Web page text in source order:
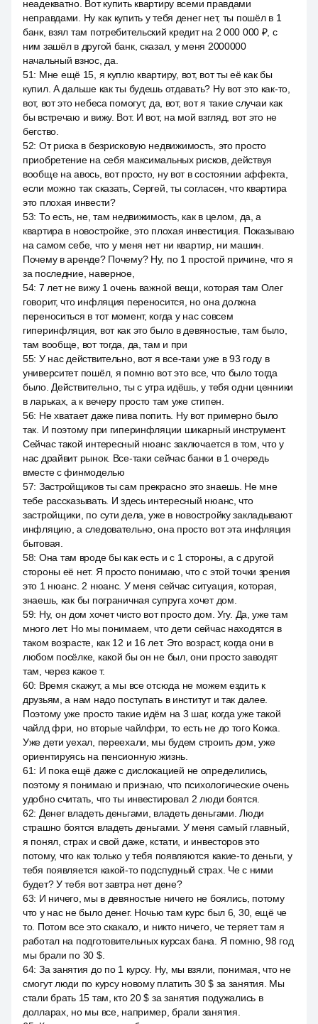
неадекватно. Вот купить квартиру всеми правдами
неправдами. Ну как купить у тебя денег нет, ты пошёл в 1
банк, взял там потребительский кредит на 2 000 000 ₽, с
ним зашёл в другой банк, сказал, у меня 2000000
начальный взнос, да.
51: Мне ещё 15, я куплю квартиру, вот, вот ты её как бы
купил. А дальше как ты будешь отдавать? Ну вот это как-то,
вот, вот это небеса помогут, да, вот, вот я такие случаи как
бы встречаю и вижу. Вот. И вот, на мой взгляд, вот это не
бегство.
52: От риска в безрисковую недвижимость, это просто
приобретение на себя максимальных рисков, действуя
вообще на авось, вот просто, ну вот в состоянии аффекта,
если можно так сказать, Сергей, ты согласен, что квартира
это плохая инвести?
53: То есть, не, там недвижимость, как в целом, да, а
квартира в новостройке, это плохая инвестиция. Показываю
на самом себе, что у меня нет ни квартир, ни машин.
Почему в аренде? Почему? Ну, по 1 простой причине, что я
за последние, наверное,
54: 7 лет не вижу 1 очень важной вещи, которая там Олег
говорит, что инфляция переносится, но она должна
переноситься в тот момент, когда у нас совсем
гиперинфляция, вот как это было в девяностые, там было,
там вообще, вот тогда, да, там и при
55: У нас действительно, вот я все-таки уже в 93 году в
университет пошёл, я помню вот это все, что было тогда
было. Действительно, ты с утра идёшь, у тебя одни ценники
в ларьках, а к вечеру просто там уже стипен.
56: Не хватает даже пива попить. Ну вот примерно было
так. И поэтому при гиперинфляции шикарный инструмент.
Сейчас такой интересный нюанс заключается в том, что у
нас драйвит рынок. Все-таки сейчас банки в 1 очередь
вместе с финмоделью
57: Застройщиков ты сам прекрасно это знаешь. Не мне
тебе рассказывать. И здесь интересный нюанс, что
застройщики, по сути дела, уже в новостройку закладывают
инфляцию, а следовательно, она просто вот эта инфляция
бытовая.
58: Она там вроде бы как есть и с 1 стороны, а с другой
стороны её нет. Я просто понимаю, что с этой точки зрения
это 1 нюанс. 2 нюанс. У меня сейчас ситуация, которая,
знаешь, как бы пограничная супруга хочет дом.
59: Ну, он дом хочет чисто вот просто дом. Угу. Да, уже там
много лет. Но мы понимаем, что дети сейчас находятся в
таком возрасте, как 12 и 16 лет. Это возраст, когда они в
любом посёлке, какой бы он не был, они просто заводят
там, через какое т.
60: Время скажут, а мы все отсюда не можем ездить к
друзьям, а нам надо поступать в институт и так далее.
Поэтому уже просто такие идём на 3 шаг, когда уже такой
чайлд фри, но вторые чайлфри, то есть не до того Кокка.
Уже дети уехал, переехали, мы будем строить дом, уже
ориентируясь на пенсионную жизнь.
61: И пока ещё даже с дислокацией не определились,
поэтому я понимаю и признаю, что психологические очень
удобно считать, что ты инвестировал 2 люди боятся.
62: Денег владеть деньгами, владеть деньгами. Люди
страшно боятся владеть деньгами. У меня самый главный,
я понял, страх и свой даже, кстати, и инвесторов это
потому, что как только у тебя появляются какие-то деньги, у
тебя появляется какой-то подспудный страх. Че с ними
будет? У тебя вот завтра нет дене?
63: И ничего, мы в девяностые ничего не боялись, потому
что у нас не было денег. Ночью там курс был 6, 30, ещё че
то. Потом все это скакало, и никто ничего, че теряет там я
работал на подготовительных курсах бана. Я помню, 98 год
мы брали по 30 $.
64: За занятия до по 1 курсу. Ну, мы взяли, понимая, что не
смогут люди по курсу новому платить 30 $ за занятия. Мы
стали брать 15 там, кто 20 $ за занятия подужались в
долларах, но мы все, например, брали занятия.